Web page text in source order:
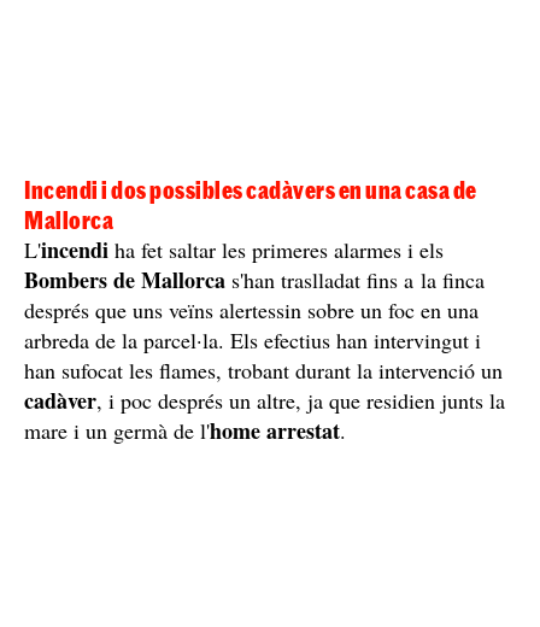
Incendi i dos possibles cadàvers en una casa de
Mallorca
L'incendi ha fet saltar les primeres alarmes i els
Bombers de Mallorca s'han traslladat fins a la finca
després que uns veïns alertessin sobre un foc en una
arbreda de la parcel·la. Els efectius han intervingut i
han sufocat les flames, trobant durant la intervenció un
cadàver, i poc després un altre, ja que residien junts la
mare i un germà de l'home arrestat.